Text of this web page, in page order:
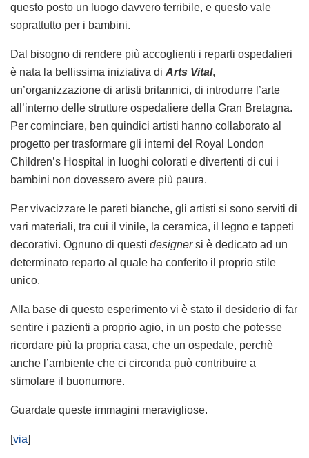
questo posto un luogo davvero terribile, e questo vale
soprattutto per i bambini.
Dal bisogno di rendere più accoglienti i reparti ospedalieri
è nata la bellissima iniziativa di Arts Vital,
un’organizzazione di artisti britannici, di introdurre l’arte
all’interno delle strutture ospedaliere della Gran Bretagna.
Per cominciare, ben quindici artisti hanno collaborato al
progetto per trasformare gli interni del Royal London
Children’s Hospital in luoghi colorati e divertenti di cui i
bambini non dovessero avere più paura.
Per vivacizzare le pareti bianche, gli artisti si sono serviti di
vari materiali, tra cui il vinile, la ceramica, il legno e tappeti
decorativi. Ognuno di questi designersi è dedicato ad un
determinato reparto al quale ha conferito il proprio stile
unico.
Alla base di questo esperimento vi è stato il desiderio di far
sentire i pazienti a proprio agio, in un posto che potesse
ricordare più la propria casa, che un ospedale, perchè
anche l’ambiente che ci circonda può contribuire a
stimolare il buonumore.
Guardate queste immagini meravigliose.
[via]